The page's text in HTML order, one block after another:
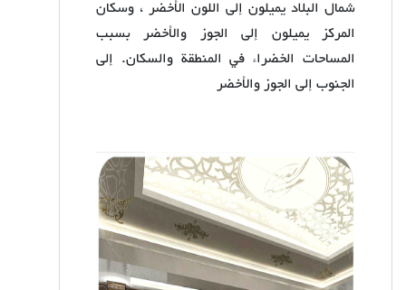
شمال البلاد يميلون إلى اللون الأخضر ، وسكان
المركز يميلون إلى الجوز والأخضر بسبب
المساحات الخضراء في المنطقة والسكان. إلى
الجنوب إلى الجوز والأخضر